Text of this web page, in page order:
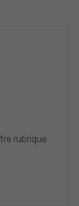
rubrique